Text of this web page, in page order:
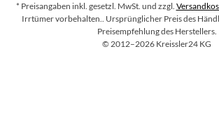
* Preisangaben inkl. gesetzl. MwSt. und zzgl.
Irrtümer vorbehalten.. Ursprünglicher Preis des
Preisempfehlung des Herstellers.
© Copyright
2012–2026 Kreissler24 KG